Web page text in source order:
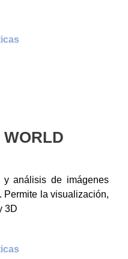
WORLD
y análisis de imágenes
Permite la visualización,
3D